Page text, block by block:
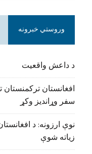
وروستي خبرونه
د داعش واقعیت
سفر وړاندیز وکړ
زیاته شوې